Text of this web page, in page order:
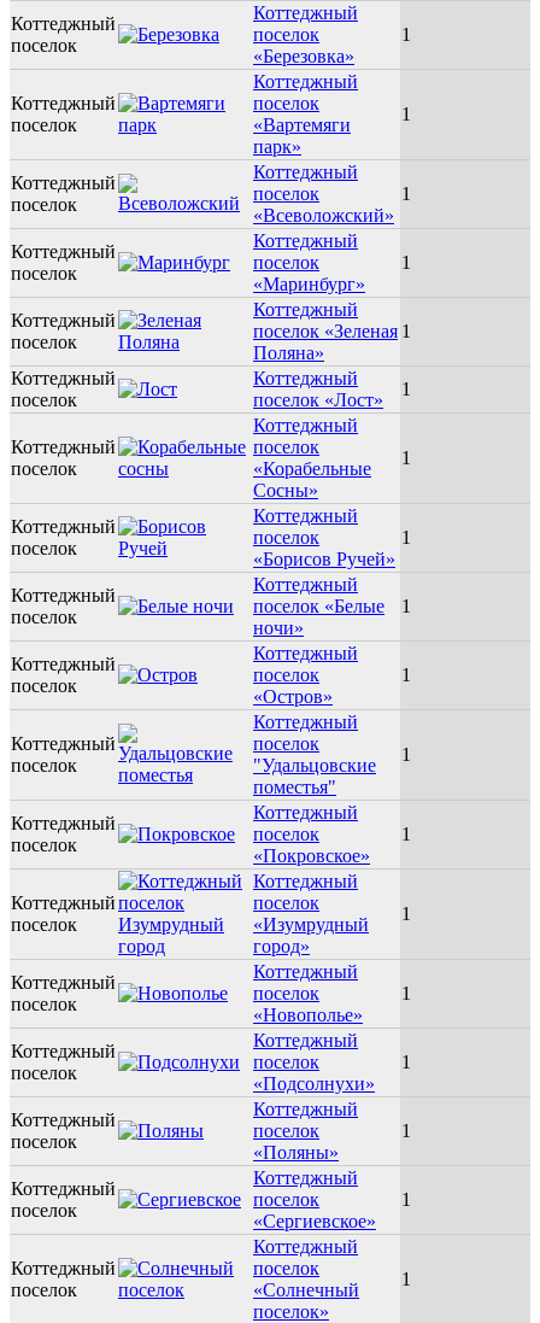
Коттеджный
поселок
Коттеджный
поселок
«Березовка»
1
Коттеджный
поселок
Коттеджный
поселок
«Вартемяги
парк»
1
Коттеджный
поселок
Коттеджный
поселок
«Всеволожский»
1
Коттеджный
поселок
Коттеджный
поселок
«Маринбург»
1
Коттеджный
поселок
Коттеджный
поселок «Зеленая
Поляна»
1
Коттеджный
поселок
Коттеджный
поселок «Лост»
1
Коттеджный
поселок
Коттеджный
поселок
«Корабельные
Сосны»
1
Коттеджный
поселок
Коттеджный
поселок
«Борисов Ручей»
1
Коттеджный
поселок
Коттеджный
поселок «Белые
ночи»
1
Коттеджный
поселок
Коттеджный
поселок
«Остров»
1
Коттеджный
поселок
Коттеджный
поселок
"Удальцовские
поместья"
1
Коттеджный
поселок
Коттеджный
поселок
«Покровское»
1
Коттеджный
поселок
Коттеджный
поселок
«Изумрудный
город»
1
Коттеджный
поселок
Коттеджный
поселок
«Новополье»
1
Коттеджный
поселок
Коттеджный
поселок
«Подсолнухи»
1
Коттеджный
поселок
Коттеджный
поселок
«Поляны»
1
Коттеджный
поселок
Коттеджный
поселок
«Сергиевское»
1
Коттеджный
поселок
Коттеджный
поселок
«Солнечный
поселок»
1